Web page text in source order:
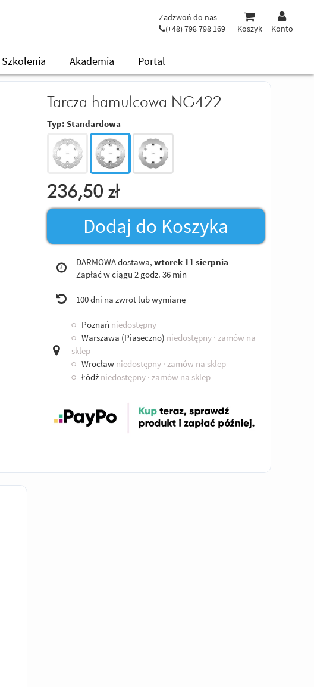
Zadzwoń do nas
(+48) 798 798 169
Koszyk Konto
Szkolenia Akademia Portal
Tarcza hamulcowa NG422
Typ: Standardowa
236,50 zł
Dodaj do Koszyka
DARMOWA dostawa, wtorek 11 sierpnia
Zapłać w ciągu 2 godz. 36 min
100 dni na zwrot lub wymianę
○ Poznań niedostępny
○ Warszawa (Piaseczno) niedostępny · zamów na
sklep
○ Wrocław niedostępny · zamów na sklep
○ Łódź niedostępny · zamów na sklep